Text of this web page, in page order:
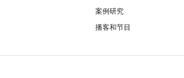
案例研究
播客和节目